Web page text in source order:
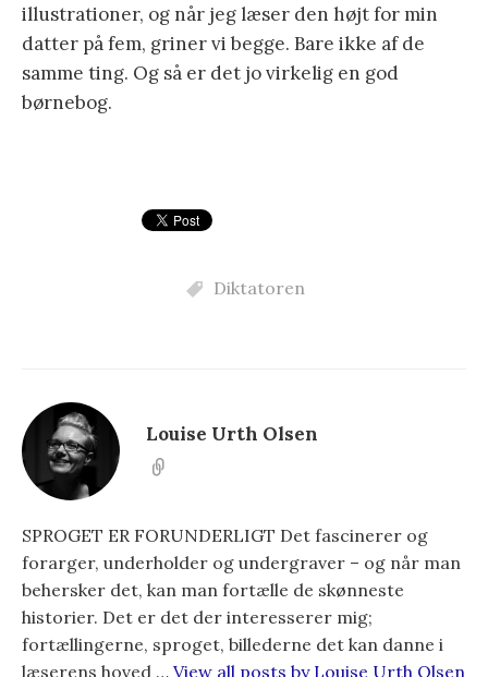
illustrationer, og når jeg læser den højt for min
datter på fem, griner vi begge. Bare ikke af de
samme ting. Og så er det jo virkelig en god
børnebog.
Diktatoren
Louise Urth Olsen
SPROGET ER FORUNDERLIGT Det fascinerer og
forarger, underholder og undergraver – og når man
behersker det, kan man fortælle de skønneste
historier. Det er det der interesserer mig;
fortællingerne, sproget, billederne det kan danne i
læserens hoved … View all posts by Louise Urth Olsen